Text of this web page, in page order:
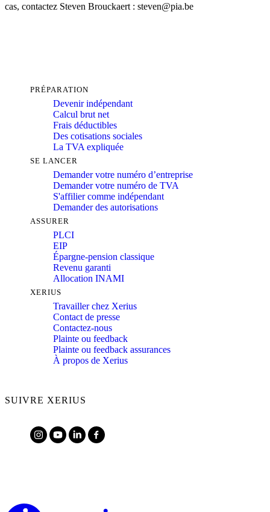
cas, contactez Steven Brouckaert : steven@pia.be
PRÉPARATION
Devenir indépendant
Calcul brut net
Frais déductibles
Des cotisations sociales
La TVA expliquée
SE LANCER
Demander votre numéro d’entreprise
Demander votre numéro de TVA
S'affilier comme indépendant
Demander des autorisations
ASSURER
PLCI
EIP
Épargne-pension classique
Revenu garanti
Allocation INAMI
XERIUS
Travailler chez Xerius
Contact de presse
Contactez-nous
Plainte ou feedback
Plainte ou feedback assurances
À propos de Xerius
SUIVRE XERIUS